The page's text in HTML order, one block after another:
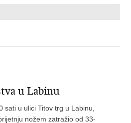
u Labinu
sati u ulici Titov trg u Labinu,
nožem zatražio od 33-